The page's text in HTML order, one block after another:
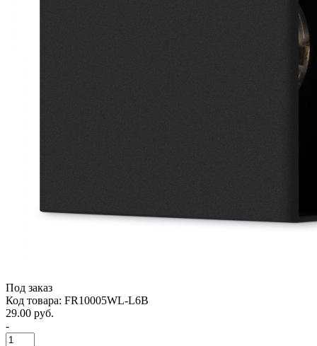
Под заказ
Код товара: FR10005WL-L6B
29.00 руб.
-